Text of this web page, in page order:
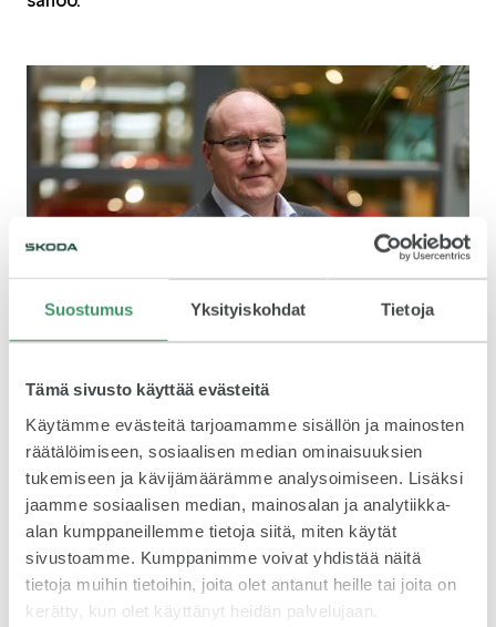
Suostumus Yksityiskohdat Tietoja
Tämä sivusto käyttää evästeitä
Käytämme evästeitä tarjoamamme sisällön ja mainosten
räätälöimiseen, sosiaalisen median ominaisuuksien
tukemiseen ja kävijämäärämme analysoimiseen. Lisäksi
jaamme sosiaalisen median, mainosalan ja analytiikka-
alan kumppaneillemme tietoja siitä, miten käytät
sivustoamme. Kumppanimme voivat yhdistää näitä
tietoja muihin tietoihin, joita olet antanut heille tai joita on
kerätty, kun olet käyttänyt heidän palvelujaan.